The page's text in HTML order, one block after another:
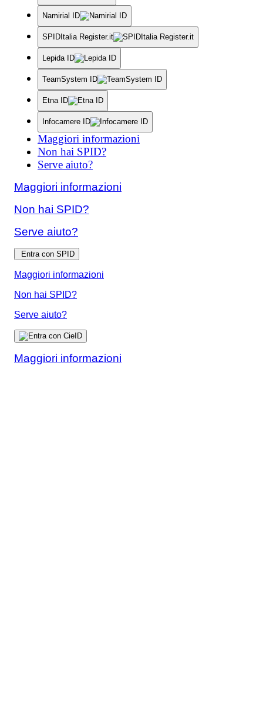
Namirial ID
SPIDItalia Register.it
Lepida ID
TeamSystem ID
Etna ID
Infocamere ID
Maggiori informazioni
Non hai SPID?
Serve aiuto?
Maggiori informazioni
Non hai SPID?
Serve aiuto?
Entra con SPID
Maggiori informazioni
Non hai SPID?
Serve aiuto?
Maggiori informazioni